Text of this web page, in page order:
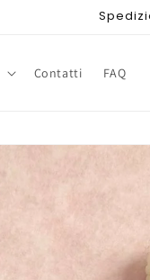
Contatti FAQ